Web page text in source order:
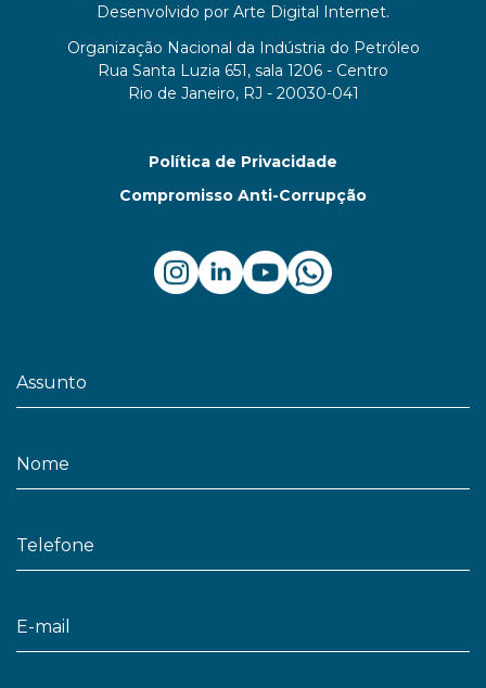
Desenvolvido por Arte Digital Internet.
Organização Nacional da Indústria do Petróleo
Rua Santa Luzia 651, sala 1206 - Centro
Rio de Janeiro, RJ - 20030-041
Política de Privacidade
Compromisso Anti-Corrupção